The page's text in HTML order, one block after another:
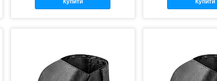
Купити Купити